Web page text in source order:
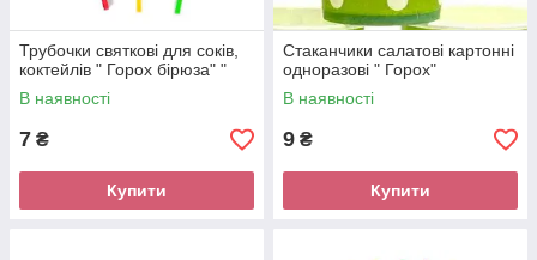
Трубочки святкові для соків,
коктейлів " Горох бірюза" "
В наявності
7 ₴
Купити
Стаканчики салатові картонні
одноразові " Горох"
В наявності
9 ₴
Купити